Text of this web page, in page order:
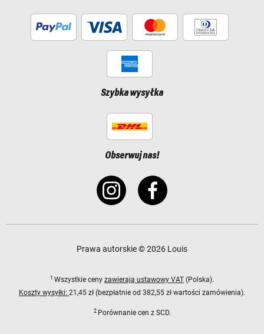
Szybka wysyłka
Obserwuj nas!
Prawa autorskie © 2026 Louis
1 Wszystkie ceny zawierają ustawowy VAT (Polska).
Koszty wysyłki: 21,45 zł (bezpłatnie od 382,55 zł wartości zamówienia).
2 Porównanie cen z SCD.